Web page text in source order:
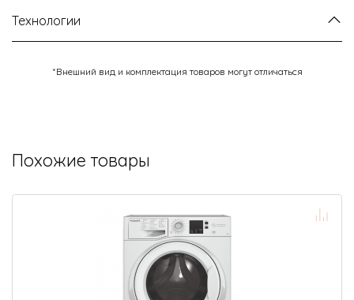
Технологии
*Внешний вид и комплектация товаров могут отличаться
Похожие товары